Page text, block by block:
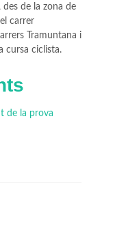
des de la zona de
carrer
Tramuntana i
cursa ciclista.
de la prova